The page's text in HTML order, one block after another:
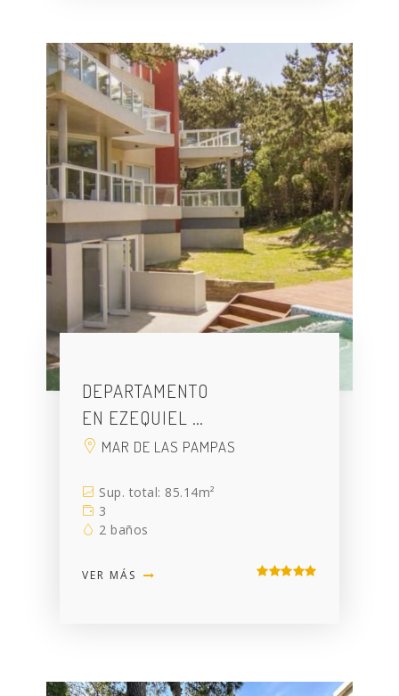
DEPARTAMENTO
EN EZEQUIEL …
MAR DE LAS PAMPAS
Sup. total: 85.14m²
3
2 baños
VER MÁS